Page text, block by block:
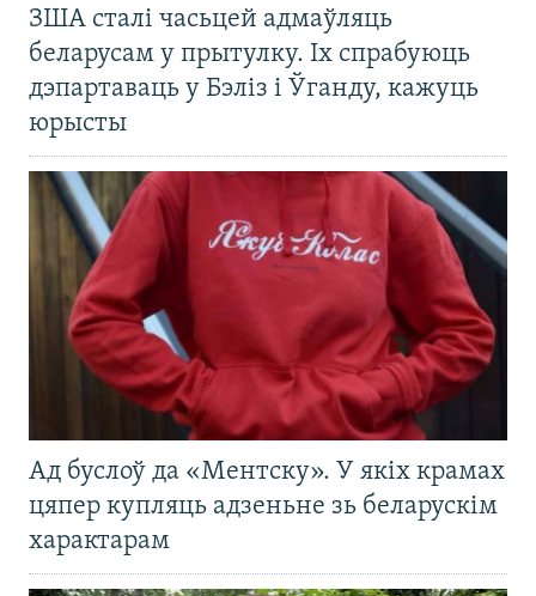
ЗША сталі часьцей адмаўляць
беларусам у прытулку. Іх спрабуюць
дэпартаваць у Бэліз і Ўганду, кажуць
юрысты
Ад буслоў да «Ментску». У якіх крамах
цяпер купляць адзеньне зь беларускім
характарам